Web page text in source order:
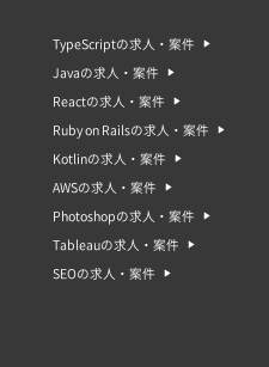
TypeScriptの求人・案件
Javaの求人・案件
Reactの求人・案件
Ruby on Railsの求人・案件
Kotlinの求人・案件
AWSの求人・案件
Photoshopの求人・案件
Tableauの求人・案件
SEOの求人・案件